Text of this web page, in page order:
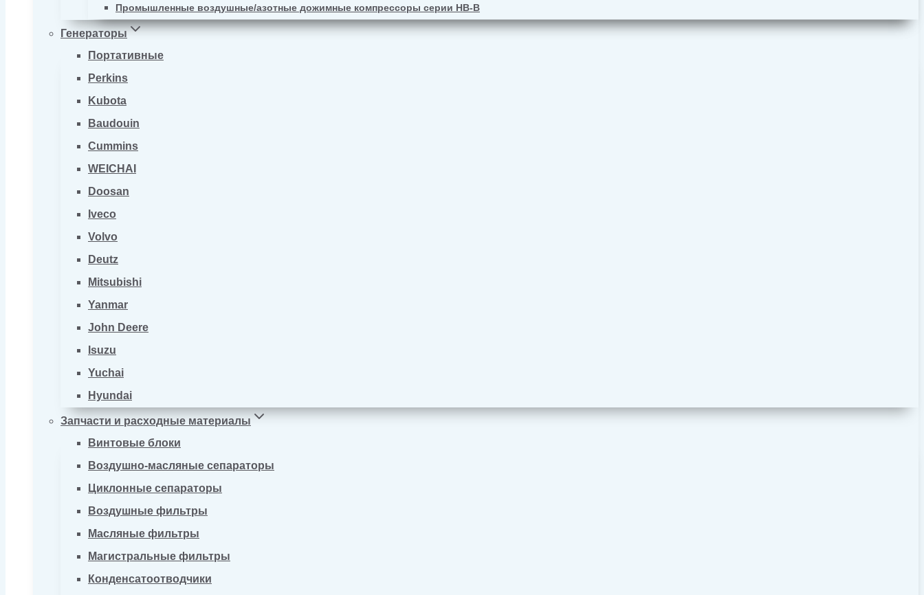
Промышленные воздушные/азотные дожимные компрессоры серии HB-B
Генераторы
Портативные
Perkins
Kubota
Baudouin
Cummins
WEICHAI
Doosan
Iveco
Volvo
Deutz
Mitsubishi
Yanmar
John Deere
Isuzu
Yuchai
Hyundai
Запчасти и расходные материалы
Винтовые блоки
Воздушно-масляные сепараторы
Циклонные сепараторы
Воздушные фильтры
Масляные фильтры
Магистральные фильтры
Конденсатоотводчики